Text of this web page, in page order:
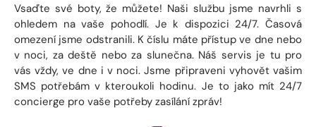
Vsaďte své boty, že můžete! Naši službu jsme navrhli s
ohledem na vaše pohodlí. Je k dispozici 24/7. Časová
omezení jsme odstranili. K číslu máte přístup ve dne nebo
v noci, za deště nebo za slunečna. Náš servis je tu pro
vás vždy, ve dne i v noci. Jsme připraveni vyhovět vašim
SMS potřebám v kteroukoli hodinu. Je to jako mít 24/7
concierge pro vaše potřeby zasílání zpráv!